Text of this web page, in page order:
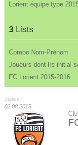
Lorient équipe type
3 Lists
Combo Nom-Prénom
Joueurs dont lrs initial
FC Lorient 2015-2016
Update :
02.08.2015